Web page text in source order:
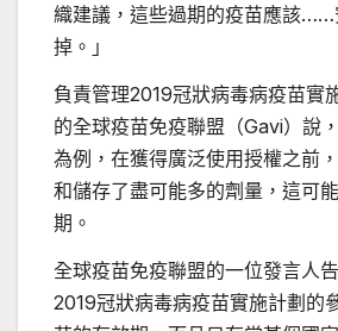
織建議，這些過期的疫苗應該……
掉。」
負責管理2019冠狀病毒病疫苗實
的全球疫苗免疫聯盟（Gavi）說
為例，在獲得廣泛使用授權之前
和儲存了盡可能多的劑量，這可
期。
全球疫苗免疫聯盟的一位發言人
2019冠狀病毒病疫苗實施計劃的